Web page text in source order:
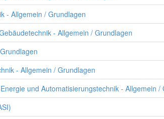
- Allgemein / Grundlagen
- Allgemein / Grundlagen
- Allgemein / Grundlagen
und Automatisierungstechnik - Allgemein /